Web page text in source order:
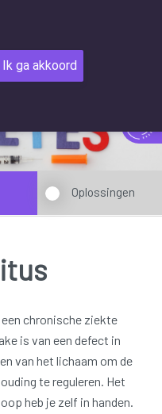
Oplossingen
chronische ziekte
is van een defect in
van het lichaam om de
te reguleren. Het
heb je zelf in handen.
Ik ga akkoord